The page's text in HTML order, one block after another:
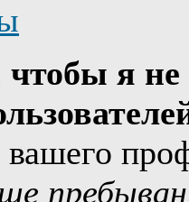
чтобы я
вашего